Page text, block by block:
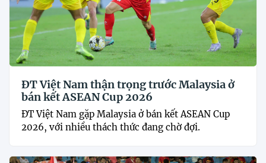
ĐT Việt Nam thận trọng trước Malaysia ở
bán kết ASEAN Cup 2026
ĐT Việt Nam gặp Malaysia ở bán kết ASEAN Cup
2026, với nhiều thách thức đang chờ đợi.